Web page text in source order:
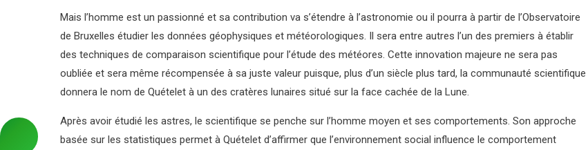
Mais l’homme est un passionné et sa contribution va s’étendre à l’astronomie ou il pourra à partir de l’Observatoire
de Bruxelles étudier les données géophysiques et météorologiques. Il sera entre autres l’un des premiers à établir
des techniques de comparaison scientifique pour l’étude des météores. Cette innovation majeure ne sera pas
oubliée et sera même récompensée à sa juste valeur puisque, plus d’un siècle plus tard, la communauté scientifique
donnera le nom de Quételet à un des cratères lunaires situé sur la face cachée de la Lune.
Après avoir étudié les astres, le scientifique se penche sur l’homme moyen et ses comportements. Son approche
basée sur les statistiques permet à Quételet d’affirmer que l’environnement social influence le comportement